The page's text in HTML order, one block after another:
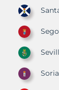
Santa
Soria